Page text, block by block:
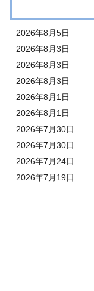
2026年8月5日
2026年8月3日
2026年8月3日
2026年8月3日
2026年8月1日
2026年8月1日
2026年7月30日
2026年7月30日
2026年7月24日
2026年7月19日